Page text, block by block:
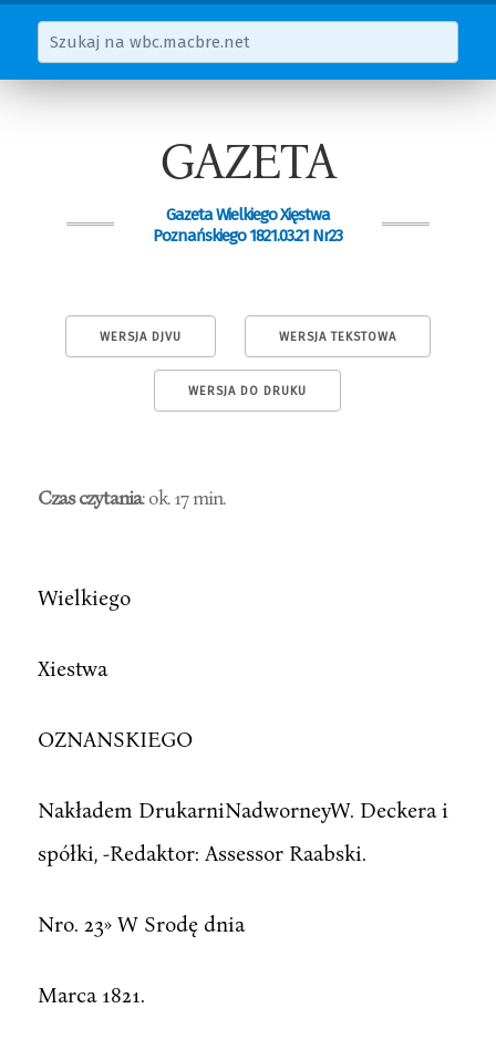
GAZETA
Gazeta Wielkiego Xięstwa
Poznańskiego 1821.03.21 Nr23
WERSJA DJVU WERSJA TEKSTOWA
WERSJA DO DRUKU
Czas czytania: ok. 17 min.
Wielkiego
Xiestwa
OZNANSKIEGO
Nakładem DrukarniNadworneyW. Deckera i
spółki, -Redaktor: Assessor Raabski.
Nro. 23» W Srodę dnia
Marca 1821.